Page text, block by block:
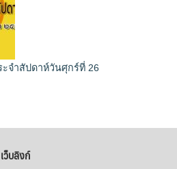
จำสัปดาห์วันศุกร์ที่ 26
เว็บลิงก์